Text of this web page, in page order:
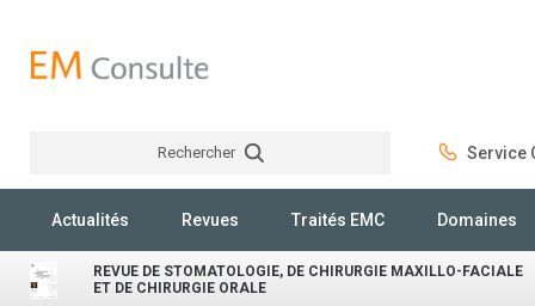
Rechercher Service
Actualités Revues Traités EMC Domaines
REVUE DE STOMATOLOGIE, DE CHIRURGIE MAXILLO-FACIALE
ET DE CHIRURGIE ORALE